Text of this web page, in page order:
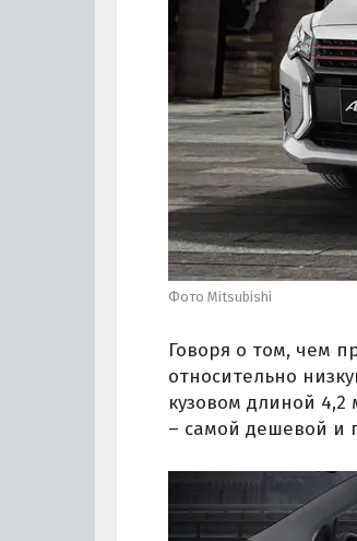
Фото Mitsubishi
Говоря о том, чем
относительно
кузовом длиной 4,2
– самой дешевой и